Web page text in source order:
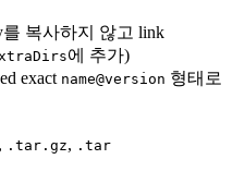
를 복사하지 않고 link
에 추가)
exact name@version 형태로
, .tar.gz, .tar